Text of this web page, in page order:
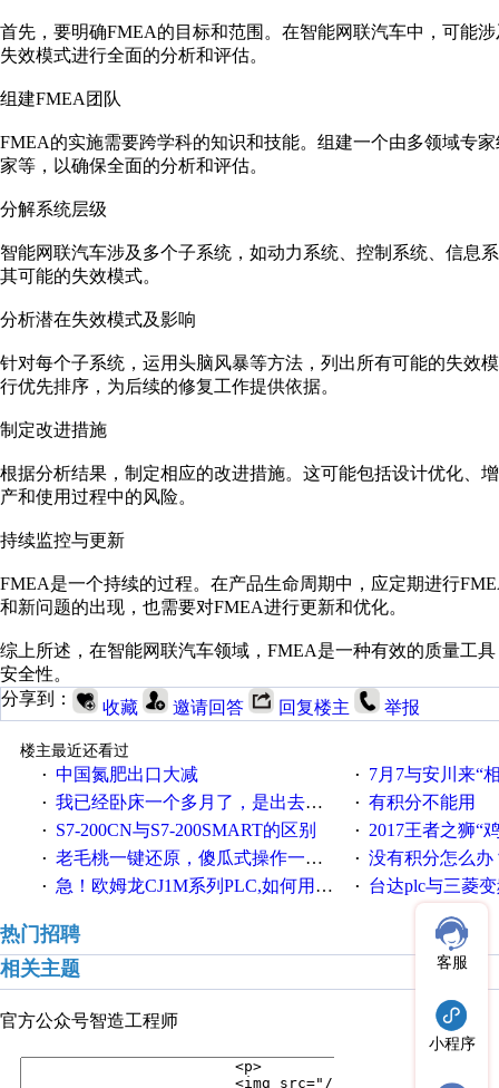
首先，要明确FMEA的目标和范围。在智能网联汽车中，可能
失效模式进行全面的分析和评估。
组建FMEA团队
FMEA的实施需要跨学科的知识和技能。组建一个由多领域专
家等，以确保全面的分析和评估。
分解系统层级
智能网联汽车涉及多个子系统，如动力系统、控制系统、信息
其可能的失效模式。
分析潜在失效模式及影响
针对每个子系统，运用头脑风暴等方法，列出所有可能的失效
行优先排序，为后续的修复工作提供依据。
制定改进措施
根据分析结果，制定相应的改进措施。这可能包括设计优化、
产和使用过程中的风险。
持续监控与更新
FMEA是一个持续的过程。在产品生命周期中，应定期进行
和新问题的出现，也需要对FMEA进行更新和优化。
综上所述，在智能网联汽车领域，FMEA是一种有效的质量工
安全性。
分享到：
收藏 邀请回答 回复楼主 举报
楼主最近还看过
· 中国氮肥出口大减 · 7月7与安川来“
· 我已经卧床一个多月了，是出去安装机械手在高速遭遇车祸所致:大家工作都要特别注意啊 · 有积分不能用
· S7-200CN与S7-200SMART的区别 · 2017王者之狮“鸡”情签到
· 老毛桃一键还原，傻瓜式操作一键轻松备份还原；程序为向导式安装，一键即可实现自动备份或还原系统。 · 没有积分怎么办
· 急！欧姆龙CJ1M系列PLC,如何用时间控制变频器。要求时间在组态王中可以自由输入！拜托各位大神了！ · 台达plc与三菱
热门招聘
相关主题
官方公众号智造工程师
客服
小程序